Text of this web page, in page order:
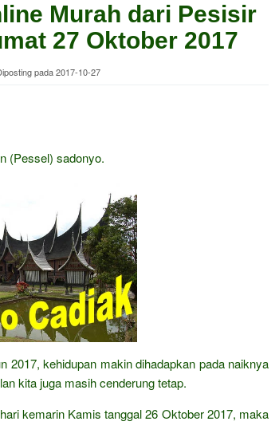
Murah dari Pesisir
27 Oktober 2017
pada2017-10-27
(Pessel) sadonyo.
2017, kehidupan makin dihadapkan pada naiknya
kita juga masih cenderung tetap.
kemarin Kamis tanggal 26 Oktober 2017, maka